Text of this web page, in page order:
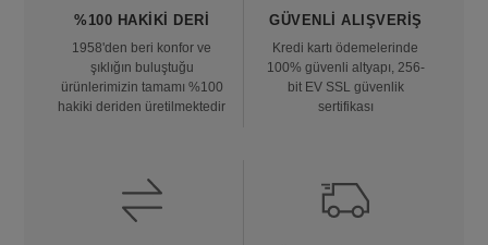
%100 HAKIKI DERI
1958'den beri konfor ve
şıklığın buluştuğu
ürünlerimizin tamamı %100
hakiki deriden üretilmektedir
GÜVENLI ALIŞVERIŞ
Kredi kartı ödemelerinde
100% güvenli altyapı, 256-
bit EV SSL güvenlik
sertifikası